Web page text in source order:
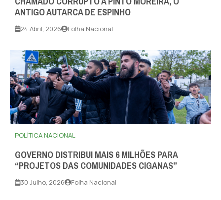
ANTIGO AUTARCA DE ESPINHO
24 Abril, 2026 Folha Nacional
POLÍTICA NACIONAL
GOVERNO DISTRIBUI MAIS 6 MILHÕES PARA
“PROJETOS DAS COMUNIDADES CIGANAS”
30 Julho, 2026 Folha Nacional